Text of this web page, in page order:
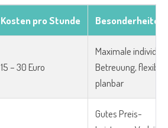
Kosten pro Stunde Besonderheiten
15 – 30 Euro
Maximale
Betreuung, flexibel
planbar
Gutes Preis-